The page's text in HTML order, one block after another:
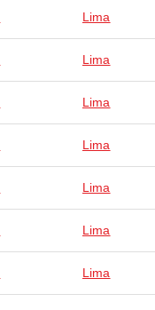
Lima
Lima
Lima
Lima
Lima
Lima
Lima